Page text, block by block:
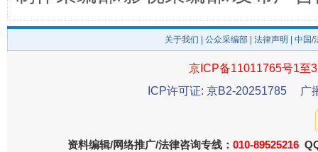
东山县通报“牛蛙产品抗生素超标问题” 法
关于我们 公众采编部 法律声明 | 中国
京ICP备11011765号1至
ICP许可证: 京B2-20251785
广
资料编辑/网络推广/法律咨询专线： 010-89525216